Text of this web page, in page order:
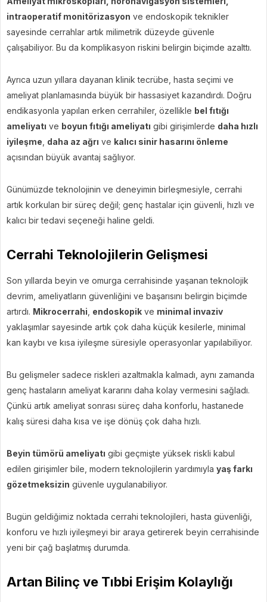
intraoperatif monitörizasyon ve endoskopik teknikler
sayesinde cerrahlar artık milimetrik düzeyde güvenle
çalışabiliyor. Bu da komplikasyon riskini belirgin biçimde azalttı.
Ayrıca uzun yıllara dayanan klinik tecrübe, hasta seçimi ve
ameliyat planlamasında büyük bir hassasiyet kazandırdı. Doğru
endikasyonla yapılan erken cerrahiler, özellikle bel fıtığı
ameliyatı ve boyun fıtığı ameliyatı gibi girişimlerde daha hızlı
iyileşme daha az ağrı ve kalıcı sinir hasarını önleme
açısından büyük avantaj sağlıyor.
Günümüzde teknolojinin ve deneyimin birleşmesiyle, cerrahi
artık korkulan bir süreç değil; genç hastalar için güvenli, hızlı ve
kalıcı bir tedavi seçeneği haline geldi.
Cerrahi Teknolojilerin Gelişmesi
Son yıllarda beyin ve omurga cerrahisinde yaşanan teknolojik
devrim, ameliyatların güvenliğini ve başarısını belirgin biçimde
artırdı. Mikrocerrahi endoskopik ve minimal invaziv
yaklaşımlar sayesinde artık çok daha küçük kesilerle, minimal
kan kaybı ve kısa iyileşme süresiyle operasyonlar yapılabiliyor.
Bu gelişmeler sadece riskleri azaltmakla kalmadı, aynı zamanda
genç hastaların ameliyat kararını daha kolay vermesini sağladı.
Çünkü artık ameliyat sonrası süreç daha konforlu, hastanede
kalış süresi daha kısa ve işe dönüş çok daha hızlı.
Beyin tümörü ameliyatı gibi geçmişte yüksek riskli kabul
edilen girişimler bile, modern teknolojilerin yardımıyla yaş farkı
gözetmeksizin güvenle uygulanabiliyor.
Bugün geldiğimiz noktada cerrahi teknolojileri, hasta güvenliği,
konforu ve hızlı iyileşmeyi bir araya getirerek beyin cerrahisinde
yeni bir çağ başlatmış durumda.
Artan Bilinç ve Tıbbi Erişim Kolaylığı